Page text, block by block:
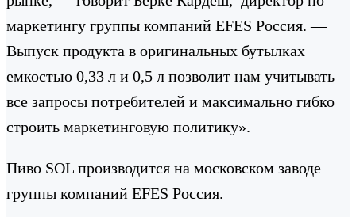
маркетингу группы компаний EFES Россия. —
Выпуск продукта в оригинальных бутылках
емкостью 0,33 л и 0,5 л позволит нам учитывать
все запросы потребителей и максимально гибко
строить маркетинговую политику».
Пиво SOL производится на московском заводе
группы компаний EFES Россия.